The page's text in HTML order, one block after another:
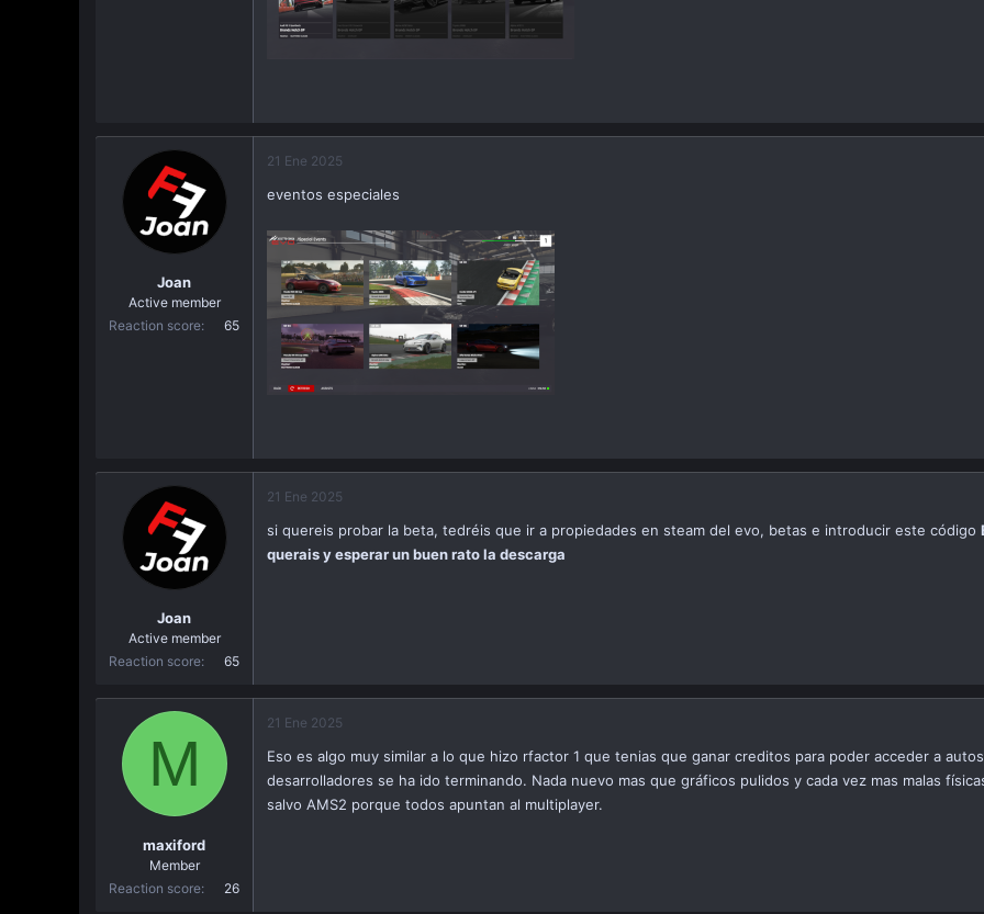
Joan
Active member
Reaction score
65
21 Ene 2025
eventos especiales
Joan
Active member
Reaction score
65
21 Ene 2025
si quereis probar la beta, tedréis que ir a propiedades en steam del evo, betas e introducir este código
querais y esperar un buen rato la descarga
M
maxiford
Member
Reaction score
26
21 Ene 2025
Eso es algo muy similar a lo que hizo rfactor 1 que tenias que ganar creditos para poder acceder a
desarrolladores se ha ido terminando. Nada nuevo mas que gráficos pulidos y cada vez mas malas
salvo AMS2 porque todos apuntan al multiplayer.